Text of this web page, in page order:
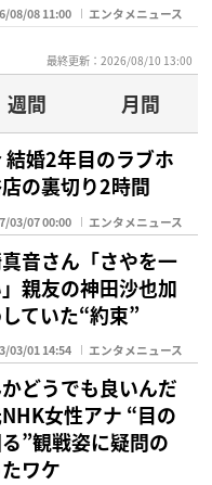
08/08 11:00 エンタメニュース
最終更新：2026/08/10 13:00
週間
月間
結婚2年目のラブホ
の裏切り2時間
03/07 00:00 エンタメニュース
音さん「さやを一
親友の神田沙也加
ていた“約束”
03/01 14:54 エンタメニュース
かどうでも良いんだ
女性アナ “目の
”観戦姿に疑問の
ワケ